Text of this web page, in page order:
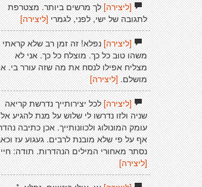
[ליצירה]לך מרשים ביותר. מצטרפת
לתגובה של ישי, לפני, לגמרי [ליצירה]
[ליצירה]נפלא! זה זמן רב שלא קראתי
משהו טוב כל כך. מוצלח כל כך. אני לא
מצליח אפילו לנסח את מה שזה עורר בי.
מושלם.[ליצירה]
[ליצירה]לכל יצירותייך נדרשת קריאה
שניה ולזו נדרשו לי שלוש על מנת להגיע אל
עומק המונולוג ולכוונותייך. אכן כתיבה
אף על פי שלא מובנת לרבים. געגוע עז
נסתר מאחורי המילים הנהדרות. תודה:
[ליצירה]